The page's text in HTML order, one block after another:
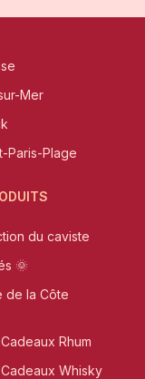
Mer
Paris-Plage
du caviste
🌞
de la Côte
Rhum
Whisky